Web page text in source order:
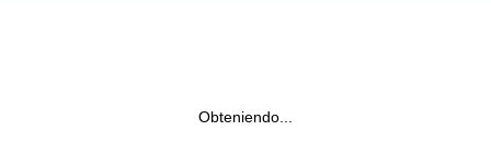
Obteniendo...